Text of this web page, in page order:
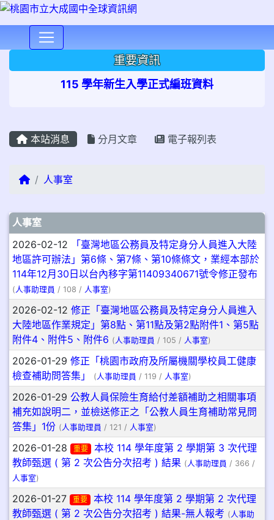
重要資訊
115 學年新生入學正式編班資料
本站消息 分月文章 電子報列表
回首頁人事室
文章列表
人事室
2026-02-12
「臺灣地區公務員及特定身分人員進入大陸
地區許可辦法」第6條、第7條、第10條條文，業經本部於
114年12月30日以台內移字第11409340671號令修正發布
( 人事助理員 / 108 / 人事室)
2026-02-12 修正「臺灣地區公務員及特定身分人員進入
大陸地區作業規定」第8點、第11點及第2點附件1、第5點
附件4、附件5、附件6 ( 人事助理員 / 105 / 人事室)
2026-01-29 修正「桃園市政府及所屬機關學校員工健康
檢查補助問答集」
( 人事助理員 / 119 / 人事室)
2026-01-29 公教人員保險生育給付差額補助之相關事項
補充如說明二，並檢送修正之「公教人員生育補助常見問
答集」1份 ( 人事助理員 / 121 / 人事室)
2026-01-28 重要
本校 114 學年度第 2 學期第 3 次代理
教師甄選 ( 第 2 次公告分次招考 ) 結果 ( 人事助理員 / 366 /
人事室)
2026-01-27 重要
本校 114 學年度第 2 學期第 2 次代理
教師甄選 ( 第 2 次公告分次招考 ) 結果-無人報考 ( 人事助